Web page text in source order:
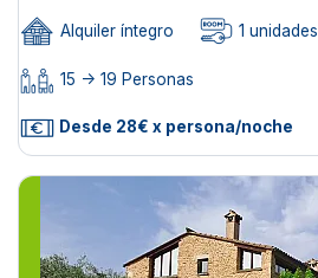
Alquiler íntegro 1 unidades
15 -> 19 Personas
Desde 28€ x persona/noche